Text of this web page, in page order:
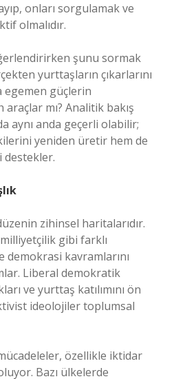
onları sorgulamak ve
olmalıdır.
şunu sormak
yurttaşların çıkarlarını
egemen güçlerin
mı? Analitik bakış
aynı anda geçerli olabilir;
yeniden üretir hem de
destekler.
zihinsel haritalarıdır.
gibi farklı
demokrasi kavramlarını
Liberal demokratik
ve yurttaş katılımını ön
ideolojiler toplumsal
özellikle iktidar
Bazı ülkelerde